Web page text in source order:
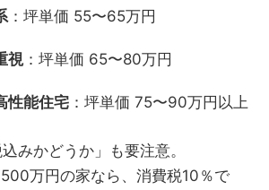
：坪単価 55〜65万円
視：坪単価 65〜80万円
性能住宅 ：坪単価 75〜90万円以上
みかどうか」も要注意。
万円の家なら、消費税10％で